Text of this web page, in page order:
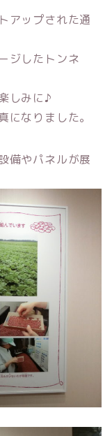
アップされた通
ジしたトンネ
しみに♪
なりました。
備やパネルが展